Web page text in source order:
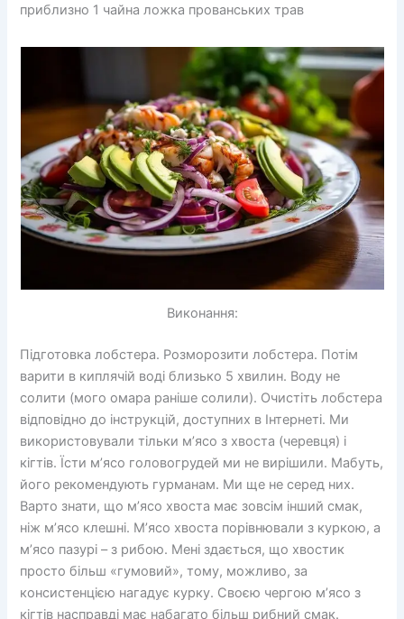
приблизно 1 чайна ложка прованських трав
Виконання:
Підготовка лобстера. Розморозити лобстера. Потім
варити в киплячій воді близько 5 хвилин. Воду не
солити (мого омара раніше солили). Очистіть лобстера
відповідно до інструкцій, доступних в Інтернеті. Ми
використовували тільки м’ясо з хвоста (черевця) і
кігтів. Їсти м’ясо головогрудей ми не вирішили. Мабуть,
його рекомендують гурманам. Ми ще не серед них.
Варто знати, що м’ясо хвоста має зовсім інший смак,
ніж м’ясо клешні. М’ясо хвоста порівнювали з куркою, а
м’ясо пазурі – з рибою. Мені здається, що хвостик
просто більш «гумовий», тому, можливо, за
консистенцією нагадує курку. Своєю чергою м’ясо з
кігтів насправді має набагато більш рибний смак.